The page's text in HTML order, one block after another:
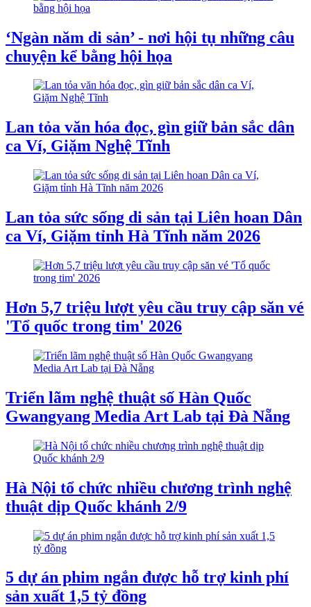
‘Ngàn năm di sản’ - nơi hội tụ những câu
chuyện kể bằng hội họa
Lan tỏa văn hóa đọc, gìn giữ bản sắc dân
ca Ví, Giặm Nghệ Tĩnh
Lan tỏa sức sống di sản tại Liên hoan Dân
ca Ví, Giặm tỉnh Hà Tĩnh năm 2026
Hơn 5,7 triệu lượt yêu cầu truy cập săn vé
'Tổ quốc trong tim' 2026
Triển lãm nghệ thuật số Hàn Quốc
Gwangyang Media Art Lab tại Đà Nẵng
Hà Nội tổ chức nhiều chương trình nghệ
thuật dịp Quốc khánh 2/9
5 dự án phim ngắn được hỗ trợ kinh phí
sản xuất 1,5 tỷ đồng